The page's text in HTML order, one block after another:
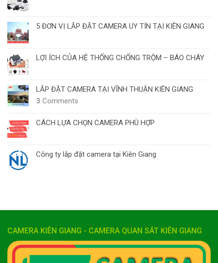
5 ĐƠN VỊ LẮP ĐẶT CAMERA UY TÍN TẠI KIÊN GIANG
LỢI ÍCH CỦA HỆ THỐNG CHỐNG TRỘM – BÁO CHÁY
LẮP ĐẶT CAMERA TẠI VĨNH THUẬN KIÊN GIANG
3 Comments
CÁCH LỰA CHỌN CAMERA PHÙ HỢP
Công ty lắp đặt camera tại Kiên Giang
CAMERA KIÊN GIANG - CAMERA QUAN SÁT KIÊN GIANG